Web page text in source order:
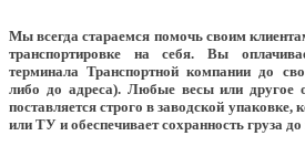
Мы всегда стараемся помочь своим
транспортировке на себя. Вы
терминала Транспортной компании до
либо до адреса). Любые весы или другое
поставляется строго в заводской упаковке,
или ТУ и обеспечивает сохранность груза